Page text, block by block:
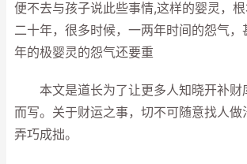
便不去与孩子说此些事情,这样的婴灵，
二十年，很多时候，一两年时间的怨气，
年的极婴灵的怨气还要重
本文是道长为了让更多人知晓开补财
而写。关于财运之事，切不可随意找人做
弄巧成拙。